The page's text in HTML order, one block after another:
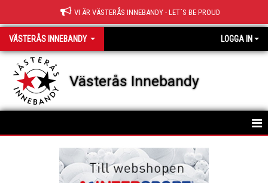
VI ÄR VÄSTERÅS INNEBANDY - LET´S BE PROUD
VÄSTERÅS INNEBANDY LOGGA IN
Västerås Innebandy